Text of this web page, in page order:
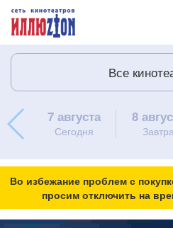
Все
7 августа
Сегодня
8
Во избежание проблем с
просим отключить на